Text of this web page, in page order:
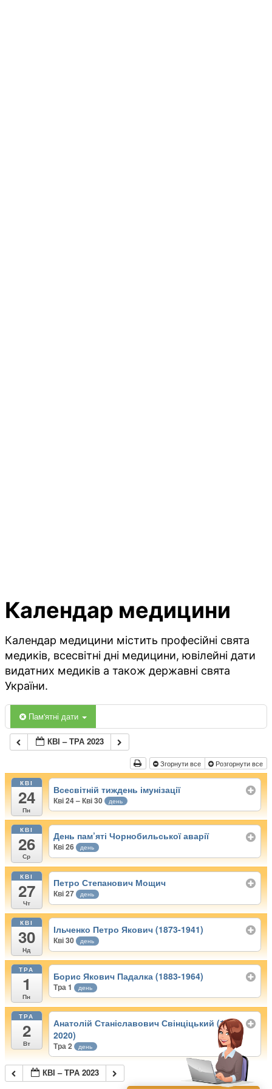
Календар медицини
Календар медицини містить професійні свята
медиків, всесвітні дні медицини, ювілейні дати
видатних медиків а також державні свята
України.
Пам'ятні дати
КВІ – ТРА 2023
Згорнути все Розгорнути все
КВІ
24
Пн
Всесвітній тиждень імунізації
Кві 24 – Кві 30 день
КВІ
26
Ср
День пам’яті Чорнобильської аварії
Кві 26 день
КВІ
27
Чт
Петро Степанович Мощич
Кві 27 день
КВІ
30
Нд
Ільченко Петро Якович (1873-1941)
Кві 30 день
ТРА
1
Пн
Борис Якович Падалка (1883-1964)
Тра 1 день
ТРА
2
Вт
Анатолій Станіславович Свінціцький (1948-
2020)
Тра 2 день
КВІ – ТРА 2023